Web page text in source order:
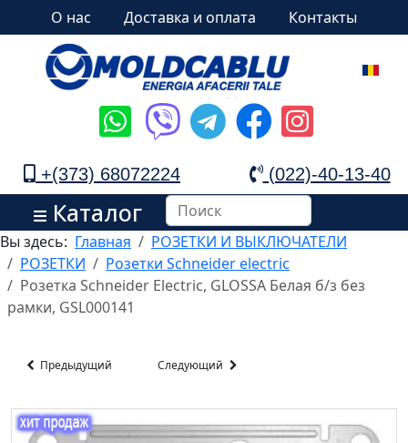
О нас Доставка и оплата Контакты
+(373) 68072224 (022)-40-13-40
Каталог
Вы здесь: Главная
РОЗЕТКИ И ВЫКЛЮЧАТЕЛИ
РОЗЕТКИ
Розетки Schneider electric
Розетка Schneider Electric, GLOSSA Белая б/з без
рамки, GSL000141
Предыдущий Следующий